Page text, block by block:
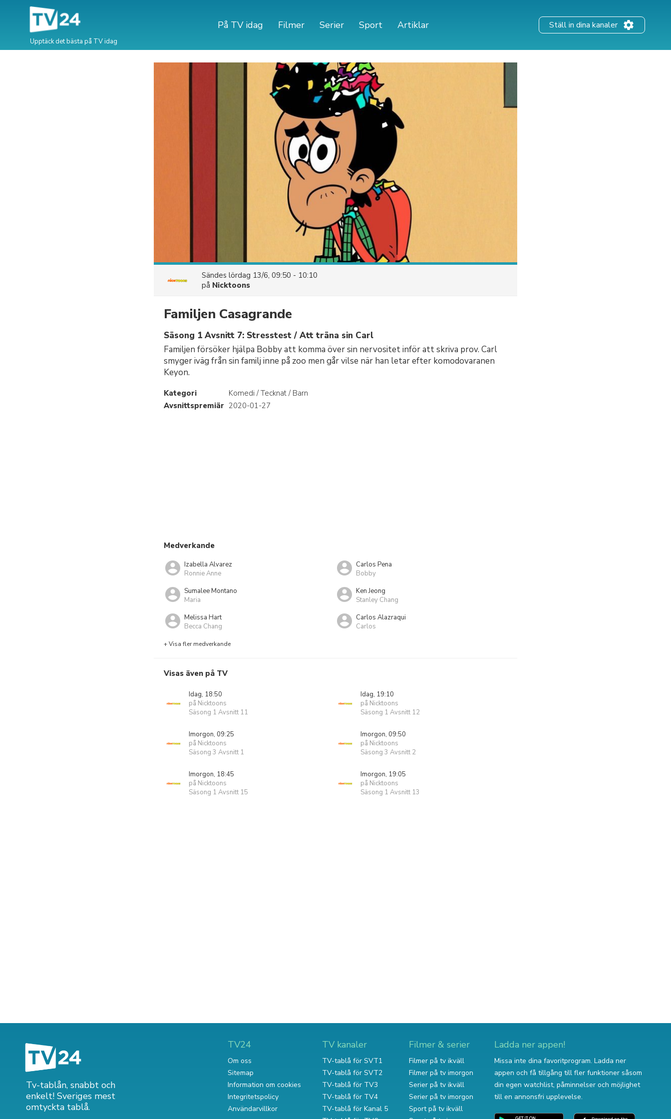
Upptäck det bästa på TV idag
På TV idag Filmer Serier Sport Artiklar Ställ in dina kanaler
Sändes lördag 13/6, 09:50 - 10:10
på Nicktoons
Familjen Casagrande
Säsong 1 Avsnitt 7: Stresstest / Att träna sin Carl
Familjen försöker hjälpa Bobby att komma över sin nervositet inför att skriva prov. Carl
smyger iväg från sin familj inne på zoo men går vilse när han letar efter komodovaranen
Keyon.
Kategori
Komedi / Tecknat / Barn
Avsnittspremiär 2020-01-27
Medverkande
Izabella Alvarez
Ronnie Anne
Carlos Pena
Bobby
Sumalee Montano
Maria
Ken Jeong
Stanley Chang
Melissa Hart
Becca Chang
Carlos Alazraqui
Carlos
+ Visa fler medverkande
Visas även på TV
Idag, 18:50
på Nicktoons
Säsong 1 Avsnitt 11
Idag, 19:10
på Nicktoons
Säsong 1 Avsnitt 12
Imorgon, 09:25
på Nicktoons
Säsong 3 Avsnitt 1
Imorgon, 09:50
på Nicktoons
Säsong 3 Avsnitt 2
Imorgon, 18:45
på Nicktoons
Säsong 1 Avsnitt 15
Imorgon, 19:05
på Nicktoons
Säsong 1 Avsnitt 13
Tv-tablån, snabbt och
enkelt! Sveriges mest
omtyckta tablå.
TV24
Om oss
Sitemap
Information om cookies
Integritetspolicy
Användarvillkor
TV kanaler
TV-tablå för SVT1
TV-tablå för SVT2
TV-tablå för TV3
TV-tablå för TV4
TV-tablå för Kanal 5
Filmer & serier
Filmer på tv ikväll
Filmer på tv imorgon
Serier på tv ikväll
Serier på tv imorgon
Sport på tv ikväll
Ladda ner appen!
Missa inte dina favoritprogram. Ladda ner
appen och få tillgång till fler funktioner såsom
din egen watchlist, påminnelser och möjlighet
till en annonsfri upplevelse.